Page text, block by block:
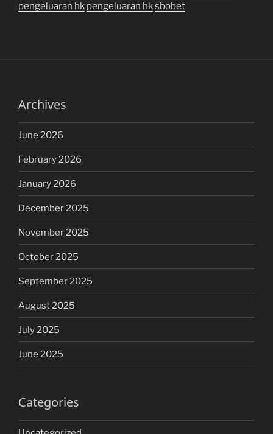
pengeluaran hk pengeluaran hksbobet
Archives
June 2026
February 2026
January 2026
December 2025
November 2025
October 2025
September 2025
August 2025
July 2025
June 2025
Categories